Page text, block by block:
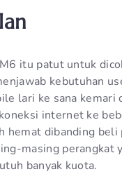
itu patut untuk
kebutuhan
lari ke sana kemari
internet ke
hemat dibanding beli
masing perangkat
banyak kuota.